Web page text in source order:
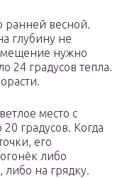
ранней весной.
глубину не
нужно
24 градусов тепла.
место с
градусов. Когда
его
либо
на грядку.